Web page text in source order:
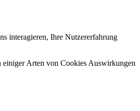
interagieren, Ihre Nutzererfahrung
einiger Arten von Cookies Auswirkungen